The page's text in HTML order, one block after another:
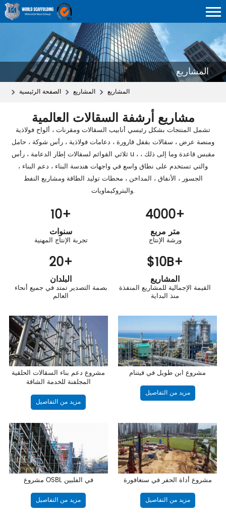
المشاريع
الصفحة الرئيسية المشاريع المشاريع
مشاريع أرشفة السقالات العالمية
تشمل المنتجات بشكل رئيسي أنابيب السقالات ومقرنات ، ألواح فولاذية
ومنصة عرض ، سقالات بقفل قارورة ، دعامات فولاذية ، رأس شوكة ، حامل
ثلاثي القوائم لسقالات إطار الدعامة ، رأس u ، مقبس قاعدة وما إلى ذلك ،
والتي تستخدم على نطاق واسع في واجهات هندسة البناء ، دعم البناء ،
الجسور ، الأنفاق ، المداخن ، محطات توليد الطاقة ومشاريع النفط
والبتروكيماويات.
10+
سنوات
تجربة الإنتاج المهنية
4000+
متر مربع
ورشة الإنتاج
20+
البلدان
بصمة التصدير تمتد في جميع أنحاء
العالم
$10B+
المشاريع
القيمة الإجمالية للمشاريع المنفذة
منذ البداية
مشروع دعم بناء السقالات الحلقية
المجلفنة للخدمة الشاقة
مزيد من التفاصيل
مشروع ابن طويل في فيتنام
مزيد من التفاصيل
مشروع OSBL في الفلبين
مزيد من التفاصيل
مشروع أداة الحفر في سنغافورة
مزيد من التفاصيل